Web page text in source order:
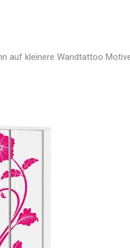
auf kleinere Wandtattoo